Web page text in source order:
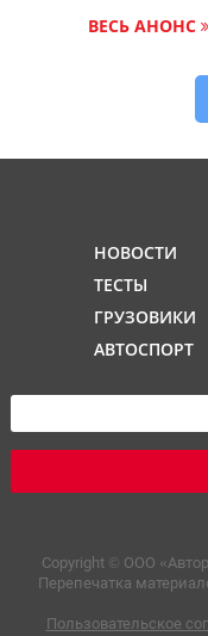
ВЕСЬ АНОНС
НОВОСТИ
ТЕСТЫ
ГРУЗОВИКИ
АВТОСПОРТ
Copyright © OOO
Перепечатка
Пользовательское